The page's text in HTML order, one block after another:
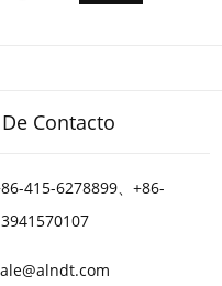
Contacto
415-6278899、+86-